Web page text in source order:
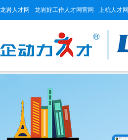
龙岩人才网 龙岩好工作人才网官网 上杭人才网